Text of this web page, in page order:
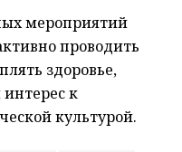
мероприятий
проводить
здоровье,
к
культурой.